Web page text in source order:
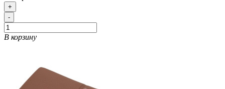
+
-
В корзину